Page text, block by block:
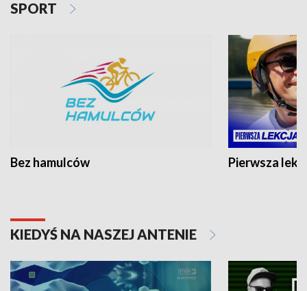
SPORT
Bez hamulców Pierwsza
KIEDYŚ NA NASZEJ ANTENIE